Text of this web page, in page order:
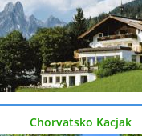
Chorvatsko Kacjak